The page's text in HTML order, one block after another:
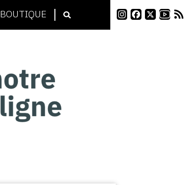
BOUTIQUE